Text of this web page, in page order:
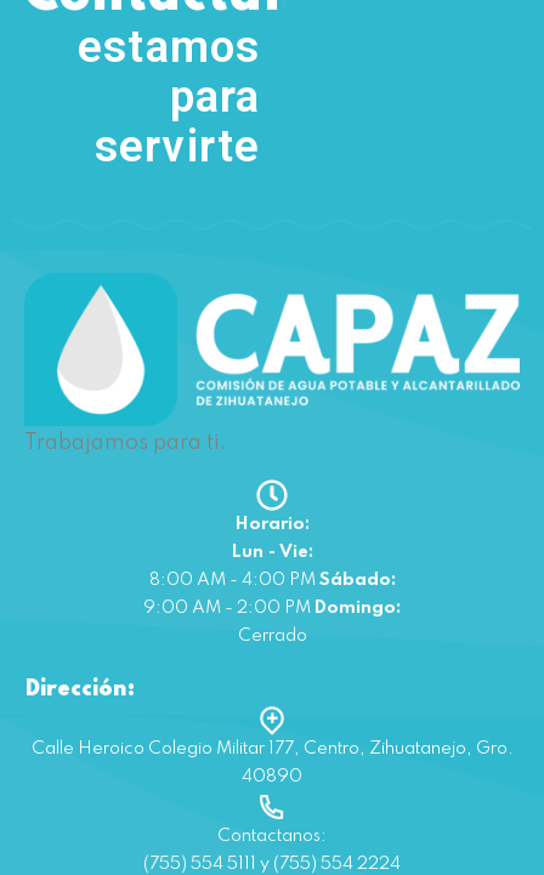
estamos
para
servirte
Trabajamos para ti.
Horario:
Lun - Vie:
8:00 AM - 4:00 PM Sábado:
9:00 AM - 2:00 PM Domingo:
Cerrado
Dirección:
Calle Heroico Colegio Militar 177, Centro, Zihuatanejo, Gro.
40890
Contactanos:
(755) 554 5111 y (755) 554 2224